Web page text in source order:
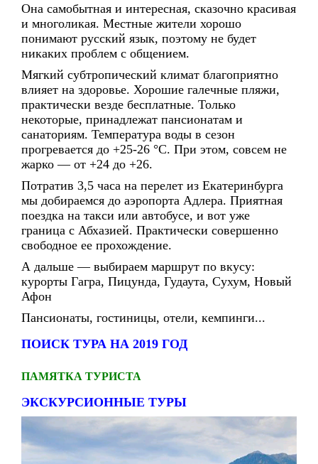
Она самобытная и интересная, сказочно красивая
и многоликая. Местные жители хорошо
понимают русский язык, поэтому не будет
никаких проблем с общением.
Мягкий субтропический климат благоприятно
влияет на здоровье. Хорошие галечные пляжи,
практически везде бесплатные. Только
некоторые, принадлежат пансионатам и
санаториям. Температура воды в сезон
прогревается до +25-26 °С. При этом, совсем не
жарко — от +24 до +26.
Потратив 3,5 часа на перелет из Екатеринбурга
мы добираемся до аэропорта Адлера. Приятная
поездка на такси или автобусе, и вот уже
граница с Абхазией. Практически совершенно
свободное ее прохождение.
А дальше — выбираем маршрут по вкусу:
курорты Гагра, Пицунда, Гудаута, Сухум, Новый
Афон
Пансионаты, гостиницы, отели, кемпинги...
ПОИСК ТУРА НА 2019 ГОД
ПАМЯТКА ТУРИСТА
ЭКСКУРСИОННЫЕ ТУРЫ